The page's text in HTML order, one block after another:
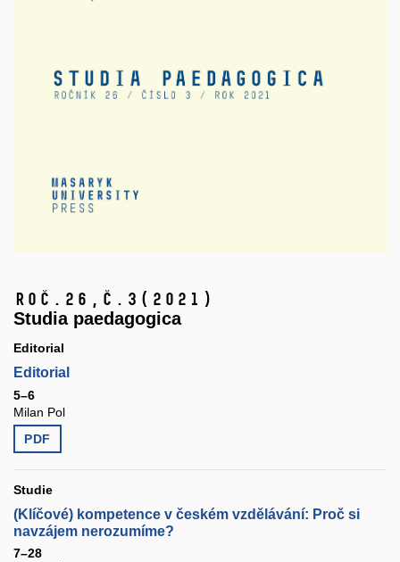
Roč.26, č.3 (2021)
Studia paedagogica
Editorial
Editorial
5–6
Milan Pol
PDF
Studie
(Klíčové) kompetence v českém vzdělávání: Proč si
navzájem nerozumíme?
7–28